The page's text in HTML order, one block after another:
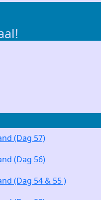
(Dag 57)
(Dag 56)
(Dag 54 & 55 )